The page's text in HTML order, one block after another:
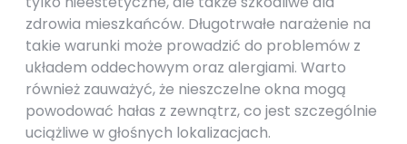
zdrowia mieszkańców. Długotrwałe narażenie na
takie warunki może prowadzić do problemów z
układem oddechowym oraz alergiami. Warto
również zauważyć, że nieszczelne okna mogą
powodować hałas z zewnątrz, co jest szczególnie
uciążliwe w głośnych lokalizacjach.